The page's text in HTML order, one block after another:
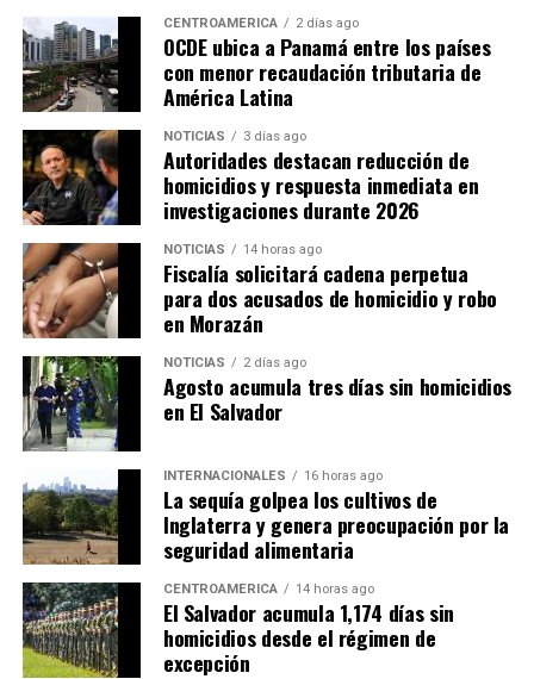
Por su parte, Hernández estimó que por cada punto
porcentual del PIB que el Estado deja de recaudar se
pierden aproximadamente 900 millones de dólares en
ingresos fiscales. Bajo esa estimación, la reducción de
cerca de cinco puntos porcentuales en la capacidad
recaudatoria durante los últimos 15 años representaría
pérdidas cercanas a 4,500 millones de dólares anuales
para las finanzas públicas.
CENTROAMÉRICA 2 días ago
OCDE ubica a Panamá entre los países
con menor recaudación tributaria de
América Latina
NOTICIAS 3 días ago
Autoridades destacan reducción de
homicidios y respuesta inmediata en
investigaciones durante 2026
NOTICIAS 14 horas ago
Fiscalía solicitará cadena perpetua
para dos acusados de homicidio y robo
en Morazán
NOTICIAS 2 días ago
Agosto acumula tres días sin homicidios
en El Salvador
INTERNACIONALES 16 horas ago
La sequía golpea los cultivos de
Inglaterra y genera preocupación por la
seguridad alimentaria
CENTROAMÉRICA 14 horas ago
El Salvador acumula 1,174 días sin
homicidios desde el régimen de
excepción